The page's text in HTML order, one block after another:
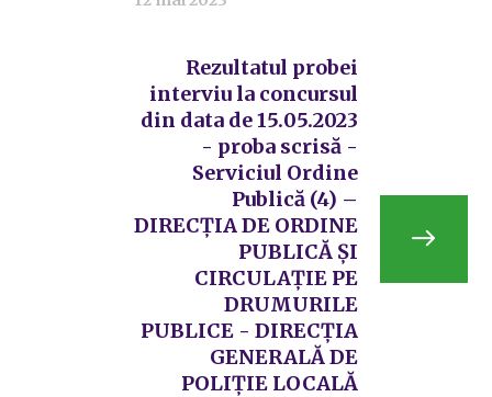
Rezultatul probei
interviu la concursul
din data de 15.05.2023
- proba scrisă -
Serviciul Ordine
Publică (4) –
DIRECȚIA DE ORDINE
PUBLICĂ ȘI
CIRCULAȚIE PE
DRUMURILE
PUBLICE - DIRECȚIA
GENERALĂ DE
POLIȚIE LOCALĂ